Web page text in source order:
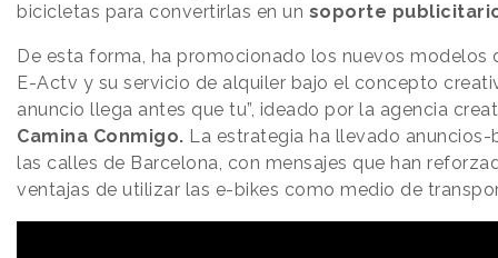
bicicletas para convertirlas en un soporte
De esta forma, ha promocionado los nuevos modelos
E-Actv y su servicio de alquiler bajo el concepto
anuncio llega antes que tu”, ideado por la agencia
Camina Conmigo. La estrategia ha llevado
las calles de Barcelona, con mensajes que han
ventajas de utilizar las e-bikes como medio de